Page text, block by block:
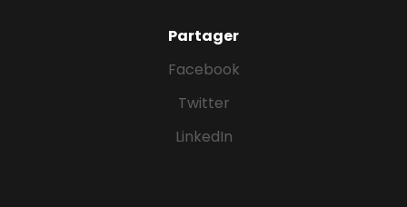
Partager
Facebook
Twitter
LinkedIn